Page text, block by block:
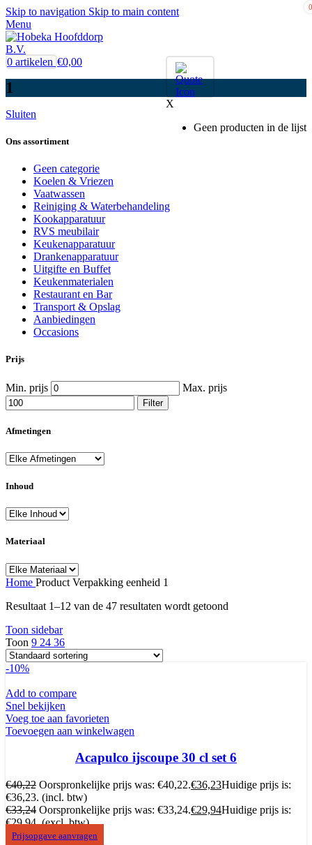
Skip to navigation Skip to main content
Menu
0
X
Geen producten in de lijst
0 artikelen €0,00
1
Sluiten
Ons assortiment
Geen categorie
Koelen & Vriezen
Vaatwassen
Reiniging & Waterbehandeling
Kookapparatuur
RVS meubilair
Keukenapparatuur
Drankenapparatuur
Uitgifte en Buffet
Keukenmaterialen
Restaurant en Bar
Transport & Opslag
Aanbiedingen
Occasions
Prijs
Min. prijs Max. prijs
Filter
Afmetingen
Inhoud
Materiaal
Home Product Verpakking eenheid 1
Resultaat 1–12 van de 47 resultaten wordt getoond
Toon sidebar
Toon 9 24 36
-10%
Add to compare
Snel bekijken
Voeg toe aan favorieten
Toevoegen aan winkelwagen
Acapulco ijscoupe 30 cl set 6
€40,22 Oorspronkelijke prijs was: €40,22.€36,23Huidige prijs is:
€36,23. (incl. btw)
€33,24 Oorspronkelijke prijs was: €33,24.€29,94Huidige prijs is:
€29,94. (excl. btw)
Prijsopgave aanvragen